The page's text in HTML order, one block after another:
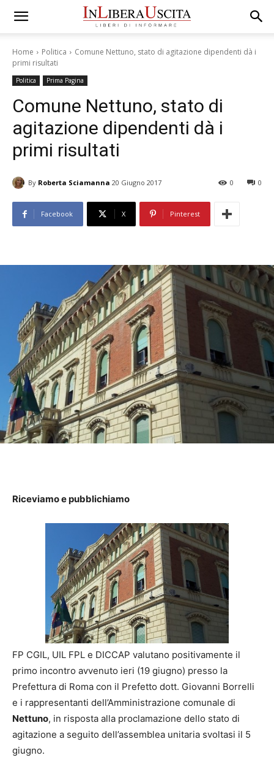
Home Politica
Comune Nettuno, stato di agitazione dipendenti dà i
primi risultati
Politica Prima Pagina
Comune Nettuno, stato di
agitazione dipendenti dà i
primi risultati
By Roberta Sciamanna 20 Giugno 2017 0
0
Facebook X Pinterest
Riceviamo e pubblichiamo
FP CGIL, UIL FPL e DICCAP valutano positivamente il
primo incontro avvenuto ieri (19 giugno) presso la
Prefettura di Roma con il Prefetto dott. Giovanni Borrelli
e i rappresentanti dell’Amministrazione comunale di
Nettuno, in risposta alla proclamazione dello stato di
agitazione a seguito dell’assemblea unitaria svoltasi il 5
giugno.